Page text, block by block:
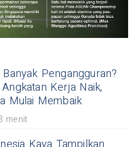
Pengangguran?
Kerja Naik,
Mulai Membaik
menit